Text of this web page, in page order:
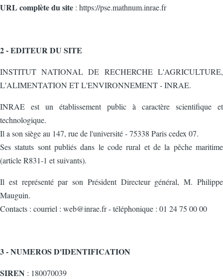
URL complète du site : https://pse.mathnum.inrae.fr
2 - EDITEUR DU SITE
INSTITUT NATIONAL DE RECHERCHE L'AGRICULTURE,
L'ALIMENTATION ET L'ENVIRONNEMENT - INRAE.
INRAE est un établissement public à caractère scientifique et
technologique.
Il a son siège au 147, rue de l'université - 75338 Paris cedex 07.
Ses statuts sont publiés dans le code rural et de la pêche maritime
(article R831-1 et suivants).
Il est représenté par son Président Directeur général, M. Philippe
Mauguin.
Contacts : courriel : web@inrae.fr - téléphonique : 01 24 75 00 00
3 - NUMEROS D'IDENTIFICATION
SIREN : 180070039